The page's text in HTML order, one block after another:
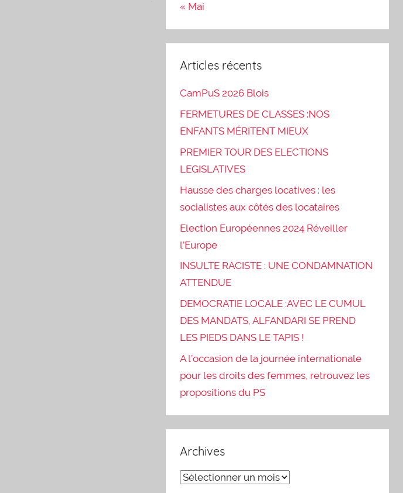
« Mai
Articles récents
CamPuS 2026 Blois
FERMETURES DE CLASSES :NOS
ENFANTS MÉRITENT MIEUX
PREMIER TOUR DES ELECTIONS
LEGISLATIVES
Hausse des charges locatives : les
socialistes aux côtés des locataires
Election Européennes 2024 Réveiller
l’Europe
INSULTE RACISTE : UNE CONDAMNATION
ATTENDUE
DEMOCRATIE LOCALE :AVEC LE CUMUL
DES MANDATS, ALFANDARI SE PREND
LES PIEDS DANS LE TAPIS !
A l’occasion de la journée internationale
pour les droits des femmes, retrouvez les
propositions du PS
Archives
Archives